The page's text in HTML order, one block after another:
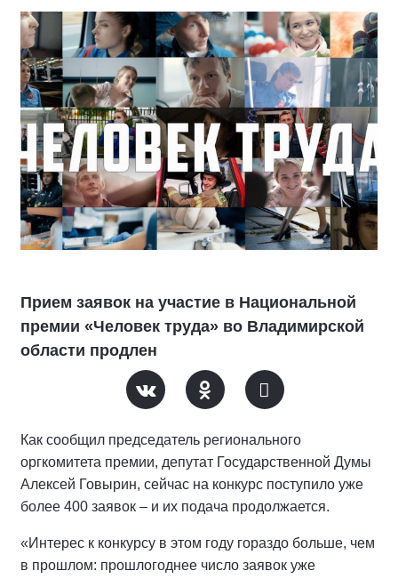
Прием заявок на участие в Национальной
премии «Человек труда» во Владимирской
области продлен
Как сообщил председатель регионального
оргкомитета премии, депутат Государственной Думы
Алексей Говырин, сейчас на конкурс поступило уже
более 400 заявок – и их подача продолжается.
«Интерес к конкурсу в этом году гораздо больше, чем
в прошлом: прошлогоднее число заявок уже